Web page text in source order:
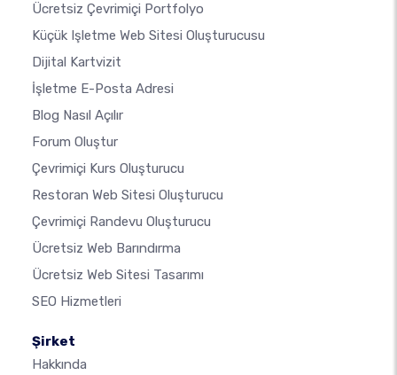
Ücretsiz Çevrimiçi Portfolyo
Küçük Işletme Web Sitesi Oluşturucusu
Dijital Kartvizit
İşletme E-Posta Adresi
Blog Nasıl Açılır
Forum Oluştur
Çevrimiçi Kurs Oluşturucu
Restoran Web Sitesi Oluşturucu
Çevrimiçi Randevu Oluşturucu
Ücretsiz Web Barındırma
Ücretsiz Web Sitesi Tasarımı
SEO Hizmetleri
Şirket
Hakkında